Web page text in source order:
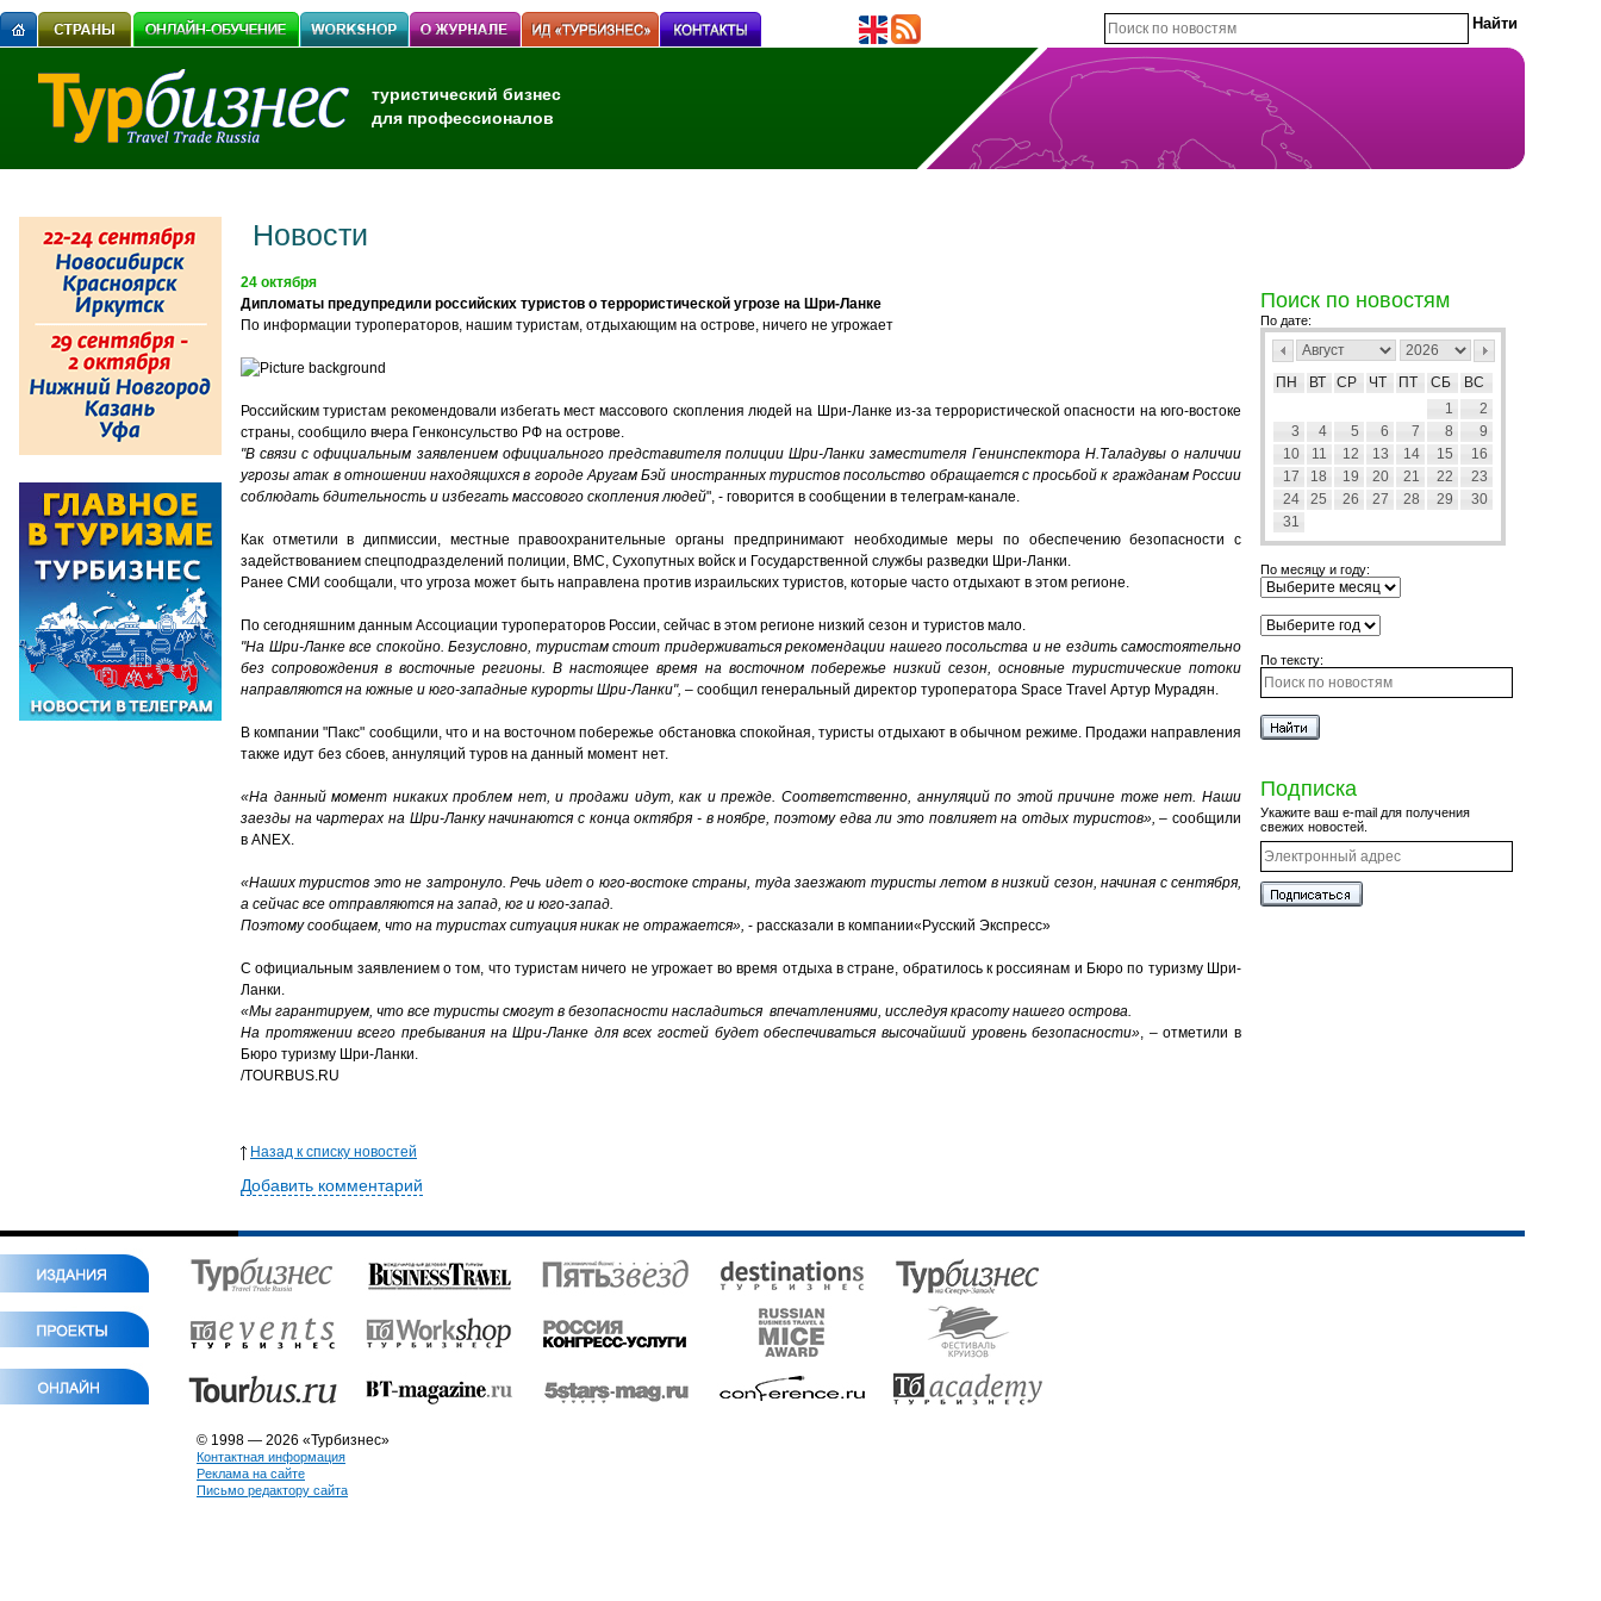
туристический бизнес
для профессионалов
Новости
24 октября
Дипломаты предупредили российских туристов о террористической угрозе на Шри-Ланке
По информации туроператоров, нашим туристам, отдыхающим на острове, ничего не угрожает
Российским туристам рекомендовали избегать мест массового скопления людей на Шри-Ланке из-за террористической опасности на юго-востоке
страны, сообщило вчера Генконсульство РФ на острове.
"В связи с официальным заявлением официального представителя полиции Шри-Ланки заместителя Генинспектора Н.Таладувы о наличии
угрозы атак в отношении находящихся в городе Аругам Бэй иностранных туристов посольство обращается с просьбой к гражданам России
соблюдать бдительность и избегать массового скопления людей", - говорится в сообщении в телеграм-канале.
Как отметили в дипмиссии, местные правоохранительные органы предпринимают необходимые меры по обеспечению безопасности с
задействованием спецподразделений полиции, ВМС, Сухопутных войск и Государственной службы разведки Шри-Ланки.
Ранее СМИ сообщали, что угроза может быть направлена против израильских туристов, которые часто отдыхают в этом регионе.
По сегодняшним данным Ассоциации туроператоров России, сейчас в этом регионе низкий сезон и туристов мало.
"На Шри-Ланке все спокойно. Безусловно, туристам стоит придерживаться рекомендации нашего посольства и не ездить самостоятельно
без сопровождения в восточные регионы. В настоящее время на восточном побережье низкий сезон, основные туристические потоки
направляются на южные и юго-западные курорты Шри-Ланки", – сообщил генеральный директор туроператора Space Travel Артур Мурадян.
В компании "Пакс" сообщили, что и на восточном побережье обстановка спокойная, туристы отдыхают в обычном режиме. Продажи направления
также идут без сбоев, аннуляций туров на данный момент нет.
«На данный момент никаких проблем нет, и продажи идут, как и прежде. Соответственно, аннуляций по этой причине тоже нет. Наши
заезды на чартерах на Шри-Ланку начинаются с конца октября - в ноябре, поэтому едва ли это повлияет на отдых туристов», – сообщили
в ANEX.
«Наших туристов это не затронуло. Речь идет о юго-востоке страны, туда заезжают туристы летом в низкий сезон, начиная с сентября,
а сейчас все отправляются на запад, юг и юго-запад.
Поэтому сообщаем, что на туристах ситуация никак не отражается», - рассказали в компании«Русский Экспресс»
С официальным заявлением о том, что туристам ничего не угрожает во время отдыха в стране, обратилось к россиянам и Бюро по туризму Шри-
Ланки.
«Мы гарантируем, что все туристы смогут в безопасности насладиться впечатлениями, исследуя красоту нашего острова.
На протяжении всего пребывания на Шри-Ланке для всех гостей будет обеспечиваться высочайший уровень безопасности», – отметили в
Бюро туризму Шри-Ланки.
/TOURBUS.RU
Назад к списку новостей
Добавить комментарий
Поиск по новостям
По дате:
ПН ВТ СР ЧТ ПТ СБ
ВС
1
2
3
4 5 6 7 8
9
10
11 12 13 14 15
16
17
18 19 20 21 22
23
24
25 26 27 28 29
30
31
По месяцу и году:
По тексту:
Подписка
Укажите ваш e-mail для получения
свежих новостей.
© 1998 — 2026 «Турбизнес»
Контактная информация
Реклама на сайте
Письмо редактору сайта